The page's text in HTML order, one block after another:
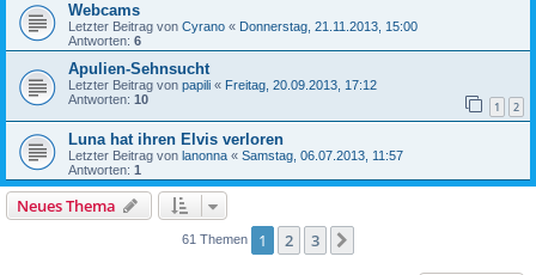
Webcams
Letzter Beitrag von Cyrano « Donnerstag, 21.11.2013, 15:00
Antworten: 6
Apulien-Sehnsucht
Letzter Beitrag von papili « Freitag, 20.09.2013, 17:12
Antworten: 10 1 2
Luna hat ihren Elvis verloren
Letzter Beitrag von lanonna « Samstag, 06.07.2013, 11:57
Antworten: 1
Neues Thema
61 Themen 1 2 3